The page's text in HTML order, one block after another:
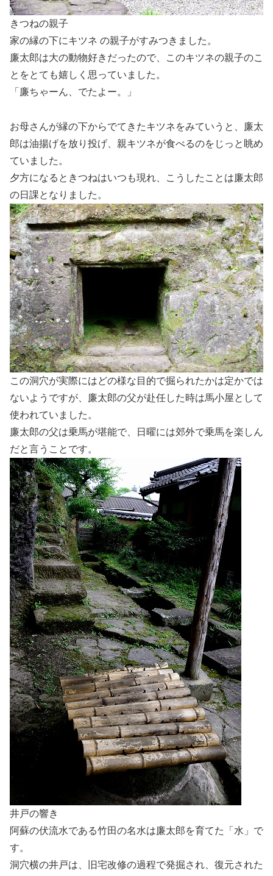
きつねの親子
家の縁の下にキツネ の親子がすみつきました。
廉太郎は大の動物好きだったので、このキツネの親子のこ
とをとても嬉しく思っていました。
「廉ちゃーん、でたよー。」
お母さんが縁の下からでてきたキツネをみていうと、廉太
郎は油揚げを放り投げ、親キツネが食べるのをじっと眺め
ていました。
夕方になるときつねはいつも現れ、こうしたことは廉太郎
の日課となりました。
この洞穴が実際にはどの様な目的で掘られたかは定かでは
ないようですが、廉太郎の父が赴任した時は馬小屋として
使われていました。
廉太郎の父は乗馬が堪能で、日曜には郊外で乗馬を楽しん
だと言うことです。
井戸の響き
阿蘇の伏流水である竹田の名水は廉太郎を育てた「水」で
す。
洞穴横の井戸は、旧宅改修の過程で発掘され、復元された